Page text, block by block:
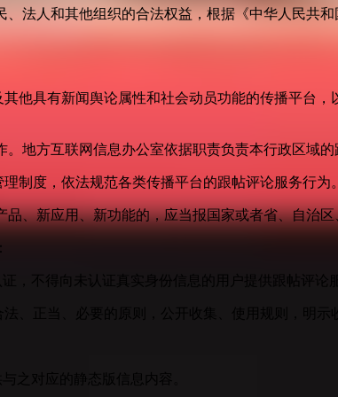
法人和其他组织的合法权益，根据《中华人民共
他具有新闻舆论属性和社会动员功能的传播平台
地方互联网信息办公室依据职责负责本行政区域
制度，依法规范各类传播平台的跟帖评论服务行为
、新应用、新功能的，应当报国家或者省、自治
，不得向未认证真实身份信息的用户提供跟帖评论
、正当、必要的原则，公开收集、使用规则，明
之对应的静态版信息内容。